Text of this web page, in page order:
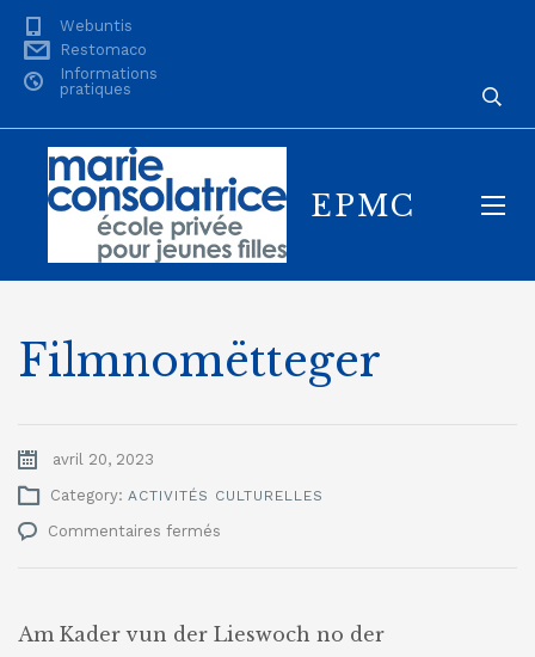
Webuntis
Restomaco
Informations
pratiques
EPMC
Filmnomëtteger
avril 20, 2023
Category: ACTIVITÉS CULTURELLES
Commentaires fermés
Am Kader vun der Lieswoch no der